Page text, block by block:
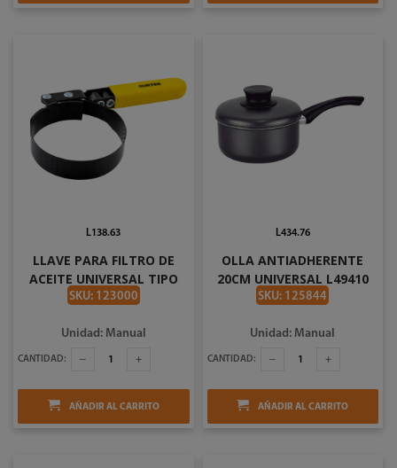
LLAVE PARA FILTRO DE
ACEITE UNIVERSAL TIPO
BANDA DE 7/16 A 3-3/4 PLG
SKU: 123000
L138.63
Unidad: Manual
CANTIDAD:
AÑADIR AL CARRITO
OLLA ANTIADHERENTE
20CM UNIVERSAL L49410
SKU: 125844
L434.76
Unidad: Manual
CANTIDAD:
AÑADIR AL CARRITO